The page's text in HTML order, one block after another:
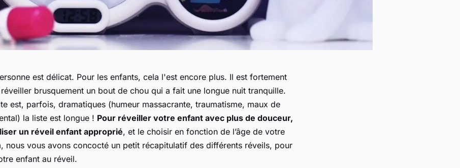
est délicat. Pour les enfants, cela l'est encore plus. Il est fortement
brusquement un bout de chou qui a fait une longue nuit tranquille.
est, parfois, dramatiques (humeur massacrante, traumatisme, maux de
la liste est longue ! Pour réveiller votre enfant avec plus de douceur,
un réveil enfant approprié, et le choisir en fonction de l’âge de votre
nous vous avons concocté un petit récapitulatif des différents réveils, pour
enfant au réveil.